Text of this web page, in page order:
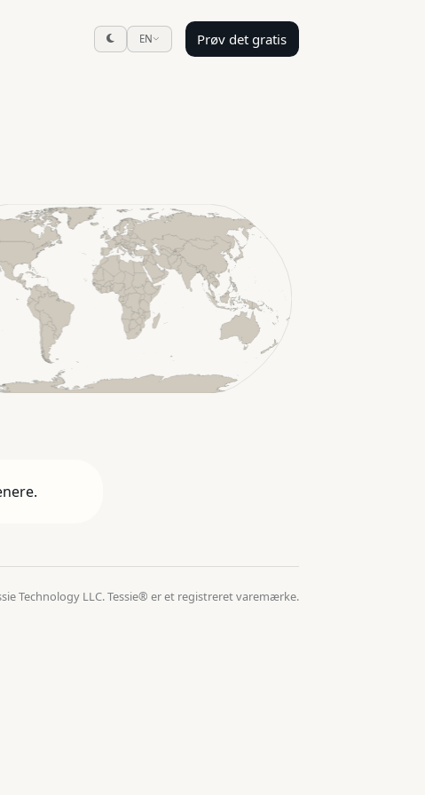
EN Prøv det gratis
Technology LLC. Tessie® er et registreret varemærke.